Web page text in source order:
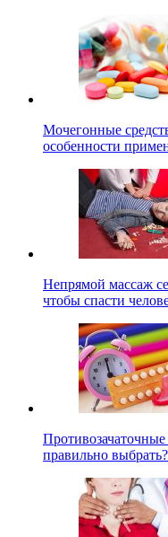
Мочегонные
особенности
Непрямой массаж
чтобы спасти
правильно